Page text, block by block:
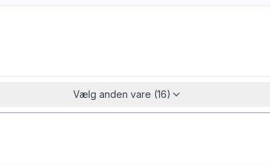
Vælg anden vare (16)